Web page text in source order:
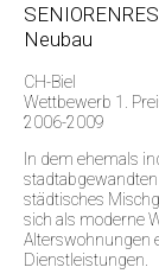
Neubau
CH-Biel
Wettbewerb 1.
2006-2009
In dem ehemals
stadtabgewandten
städtisches
sich als moderne
Alterswohnungen
Dienstleistungen.